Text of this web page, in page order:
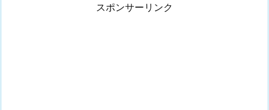
スポンサーリンク